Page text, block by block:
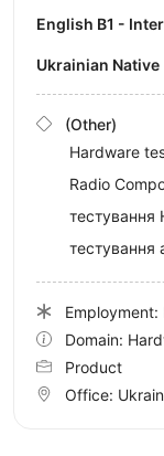
English B1 -
Ukrainian Native
(Other)
Hardware
Radio
тестування
тестування
Employment:
Domain:
Product
Office: